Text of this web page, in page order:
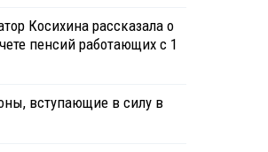
Косихина рассказала о
пенсий работающих с 1
вступающие в силу в